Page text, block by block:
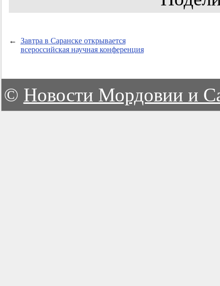
←
Завтра в Саранске открывается
всероссийская научная конференция
© Новости Мордовии и